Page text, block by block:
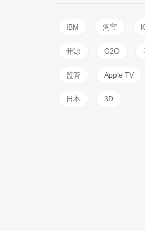
IBM 淘宝
开源 O2O
监管 Apple TV
日本 3D